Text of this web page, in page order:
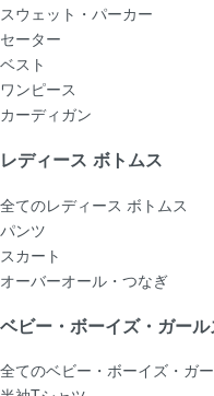
スウェット・パーカー
セーター
ベスト
ワンピース
カーディガン
レディース ボトムス
全てのレディース ボトムス
パンツ
スカート
オーバーオール・つなぎ
ベビー・ボーイズ・ガー
全てのベビー・ボーイズ・ガ